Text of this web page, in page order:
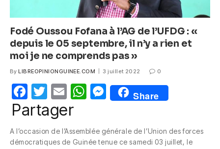
Fodé Oussou Fofana à l’AG de l’UFDG : «
depuis le 05 septembre, il n’y a rien et
moi je ne comprends pas »
By LIBREOPINIONGUINEE.COM 3 juillet 2022 0
F
a
e
T
w
itt
er
E
m
W
s
M
e
e
Share
Partager
A l’occasion de l’Assemblée générale de l’Union des forces
démocratiques de Guinée tenue ce samedi 03 juillet, le